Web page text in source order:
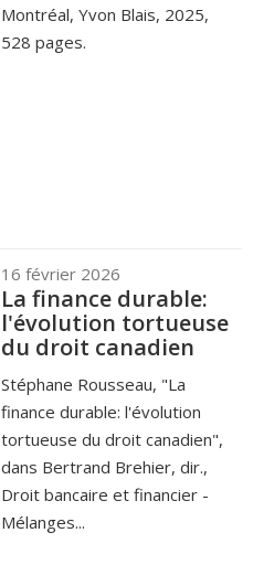
Montréal, Yvon Blais, 2025,
528 pages.
16 février 2026
La finance durable:
l'évolution tortueuse
du droit canadien
Stéphane Rousseau, "La
finance durable: l'évolution
tortueuse du droit canadien",
dans Bertrand Brehier, dir.,
Droit bancaire et financier -
Mélanges...